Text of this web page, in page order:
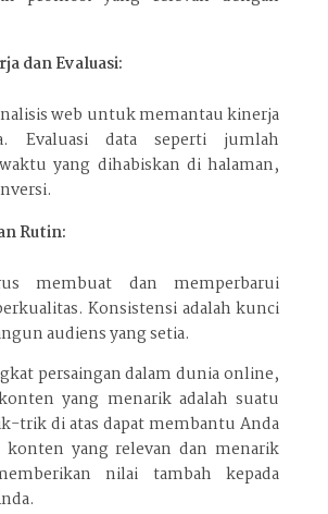
dan Evaluasi:
web untuk memantau kinerja
Evaluasi data seperti jumlah
yang dihabiskan di halaman,
Rutin:
membuat dan memperbarui
Konsistensi adalah kunci
audiens yang setia.
persaingan dalam dunia online,
yang menarik adalah suatu
trik di atas dapat membantu Anda
konten yang relevan dan menarik
nilai tambah kepada